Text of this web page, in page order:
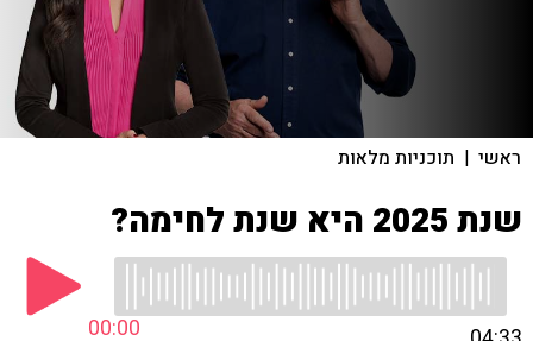
ראשי | תוכניות מלאות
שנת 2025 היא שנת לחימה?
00:00